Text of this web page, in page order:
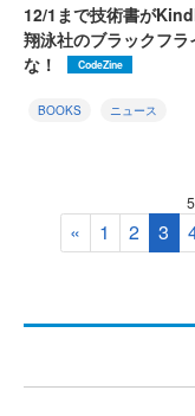
12/1まで技術書が
翔泳社のブラックフ
な！
CodeZine
BOOKS ニュース
« 1 2 3